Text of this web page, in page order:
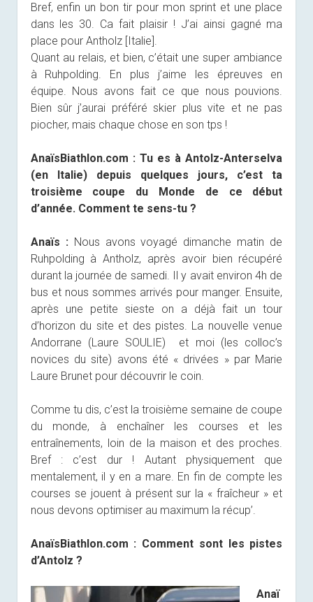
Bref, enfin un bon tir pour mon sprint et une place
dans les 30. Ca fait plaisir ! J’ai ainsi gagné ma
place pour Antholz [Italie].
Quant au relais, et bien, c’était une super ambiance
à Ruhpolding. En plus j’aime les épreuves en
équipe. Nous avons fait ce que nous pouvions.
Bien sûr j’aurai préféré skier plus vite et ne pas
piocher, mais chaque chose en son tps !
AnaïsBiathlon.com : Tu es à Antolz-Anterselva
(en Italie) depuis quelques jours, c’est ta
troisième coupe du Monde de ce début
d’année. Comment te sens-tu ?
Anaïs : Nous avons voyagé dimanche matin de
Ruhpolding à Antholz, après avoir bien récupéré
durant la journée de samedi. Il y avait environ 4h de
bus et nous sommes arrivés pour manger. Ensuite,
après une petite sieste on a déjà fait un tour
d’horizon du site et des pistes. La nouvelle venue
Andorrane (Laure SOULIE) et moi (les colloc’s
novices du site) avons été « drivées » par Marie
Laure Brunet pour découvrir le coin.
Comme tu dis, c’est la troisième semaine de coupe
du monde, à enchaîner les courses et les
entraînements, loin de la maison et des proches.
Bref : c’est dur ! Autant physiquement que
mentalement, il y en a mare. En fin de compte les
courses se jouent à présent sur la « fraîcheur » et
nous devons optimiser au maximum la récup’.
AnaïsBiathlon.com : Comment sont les pistes
d’Antolz ?
Anaï